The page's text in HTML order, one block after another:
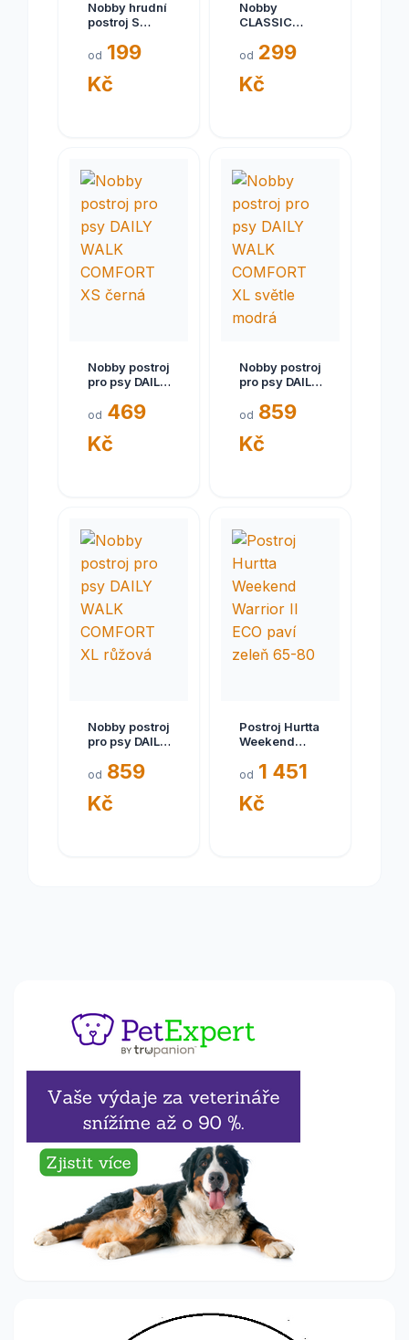
Nobby hrudní
postroj S
od 199
Kč
Nobby
CLASSIC
norský
modrý
od 299
Kč
Nobby postroj
pro psy DAILY
COMFORT XS
od 469
Kč
Nobby postroj
pro psy DAILY
COMFORT XL
od 859
Kč
Nobby postroj
pro psy DAILY
COMFORT XL
od 859
Kč
Postroj Hurtta
Weekend
paví zeleň
od 1 451
Kč